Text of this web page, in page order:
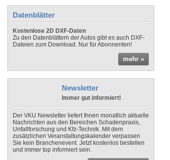
Datenblätter
Kostenlose 2D DXF-Daten
Zu den Datenblättern der Autos gibt es auch DXF-
Dateien zum Download. Nur für Abonnenten!
mehr »
Newsletter
Immer gut informiert!
Der VKU Newsletter liefert Ihnen monatlich aktuelle
Nachrichten aus den Bereichen Schadenpraxis,
Unfallforschung und Kfz-Technik. Mit dem
zusätzlichen Veranstaltungskalender verpassen
Sie kein Branchenevent. Jetzt kostenlos bestellen
und immer top informiert sein.